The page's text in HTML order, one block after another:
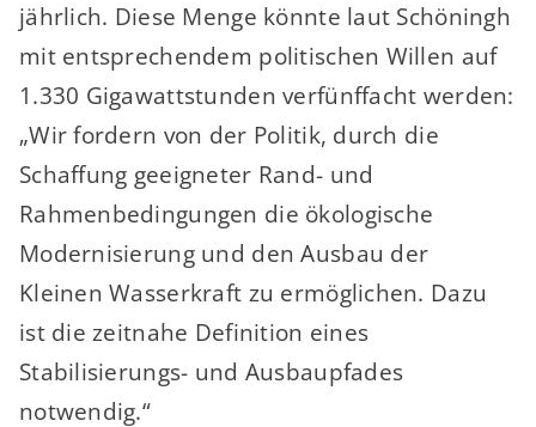
jährlich. Diese Menge könnte laut Schöningh
mit entsprechendem politischen Willen auf
1.330 Gigawattstunden verfünffacht werden:
„Wir fordern von der Politik, durch die
Schaffung geeigneter Rand- und
Rahmenbedingungen die ökologische
Modernisierung und den Ausbau der
Kleinen Wasserkraft zu ermöglichen. Dazu
ist die zeitnahe Definition eines
Stabilisierungs- und Ausbaupfades
notwendig.“